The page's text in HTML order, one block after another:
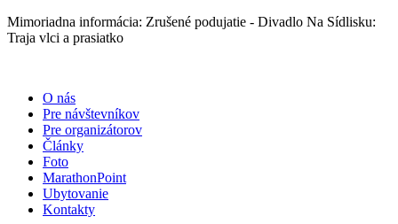
Preskočiť
na
Mimoriadna informácia: Zrušené podujatie - Divadlo Na Sídlisku:
Traja vlci a prasiatko
O nás
Pre návštevníkov
Pre organizátorov
Články
Foto
MarathonPoint
Ubytovanie
Kontakty